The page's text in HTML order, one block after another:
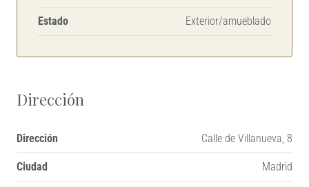
Estado Exterior/amueblado
Dirección
Dirección Calle de Villanueva, 8
Ciudad Madrid